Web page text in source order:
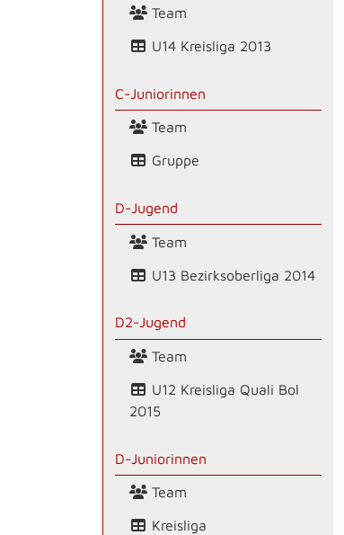
Team
U14 Kreisliga 2013
C-Juniorinnen
Team
Gruppe
D-Jugend
Team
U13 Bezirksoberliga 2014
D2-Jugend
Team
U12 Kreisliga Quali Bol
2015
D-Juniorinnen
Team
Kreisliga